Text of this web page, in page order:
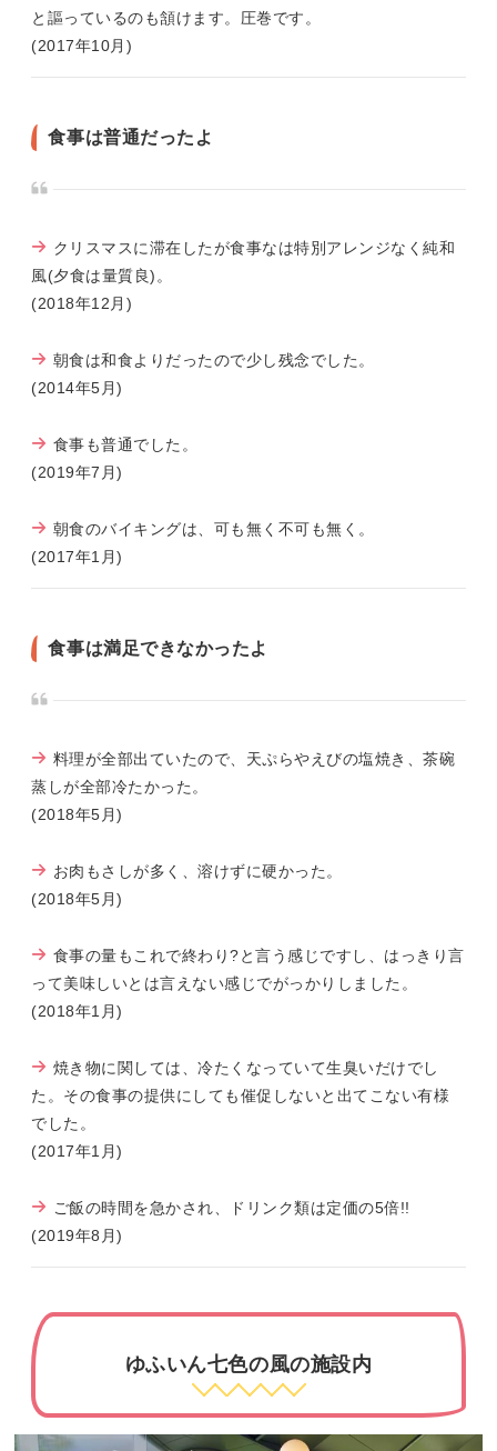
と謳っているのも頷けます。圧巻です。
(2017年10月)
食事は普通だったよ
クリスマスに滞在したが食事なは特別アレンジなく純和
風(夕食は量質良)。
(2018年12月)
朝食は和食よりだったので少し残念でした。
(2014年5月)
食事も普通でした。
(2019年7月)
朝食のバイキングは、可も無く不可も無く。
(2017年1月)
食事は満足できなかったよ
料理が全部出ていたので、天ぷらやえびの塩焼き、茶碗
蒸しが全部冷たかった。
(2018年5月)
お肉もさしが多く、溶けずに硬かった。
(2018年5月)
食事の量もこれで終わり?と言う感じですし、はっきり言
って美味しいとは言えない感じでがっかりしました。
(2018年1月)
焼き物に関しては、冷たくなっていて生臭いだけでし
た。その食事の提供にしても催促しないと出てこない有様
でした。
(2017年1月)
ご飯の時間を急かされ、ドリンク類は定価の5倍!!
(2019年8月)
ゆふいん七色の風の施設内